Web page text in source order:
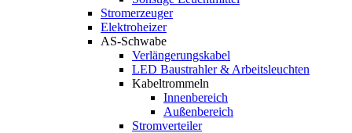
Stromerzeuger
Elektroheizer
AS-Schwabe
Verlängerungskabel
LED Baustrahler & Arbeitsleuchten
Kabeltrommeln
Innenbereich
Außenbereich
Stromverteiler